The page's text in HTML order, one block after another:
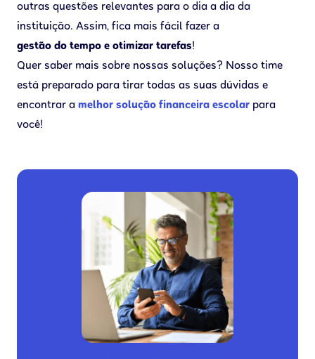
outras questões relevantes para o dia a dia da
instituição. Assim, fica mais fácil fazer a
gestão do tempo e otimizar tarefas!
Quer saber mais sobre nossas soluções? Nosso time
está preparado para tirar todas as suas dúvidas e
encontrar a melhor solução financeira escolar para
você!